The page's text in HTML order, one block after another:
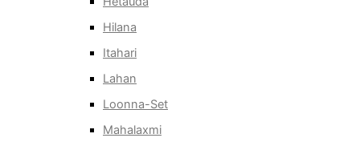
Hilana
Itahari
Lahan
Loonna-Set
Mahalaxmi